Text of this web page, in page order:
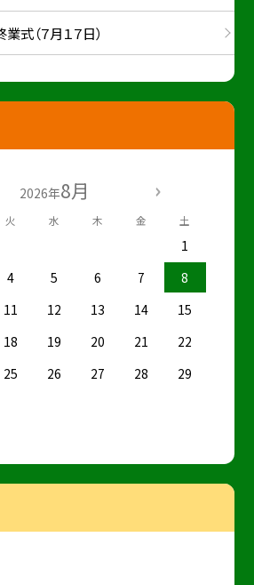
式（７月１７日）
2026年8月
火 水 木 金 土
1
4 5 6 7
8
11 12 13 14
15
18 19 20 21
22
25 26 27 28
29